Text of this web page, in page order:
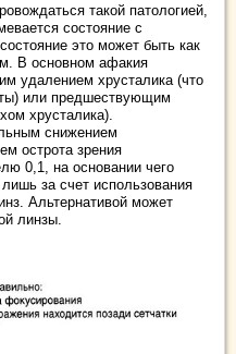
такой патологией,
состояние с
это может быть как
В основном афакия
удалением хрусталика (что
или предшествующим
хрусталика).
снижением
острота зрения
0,1, на основании чего
за счет использования
Альтернативой может
линзы.